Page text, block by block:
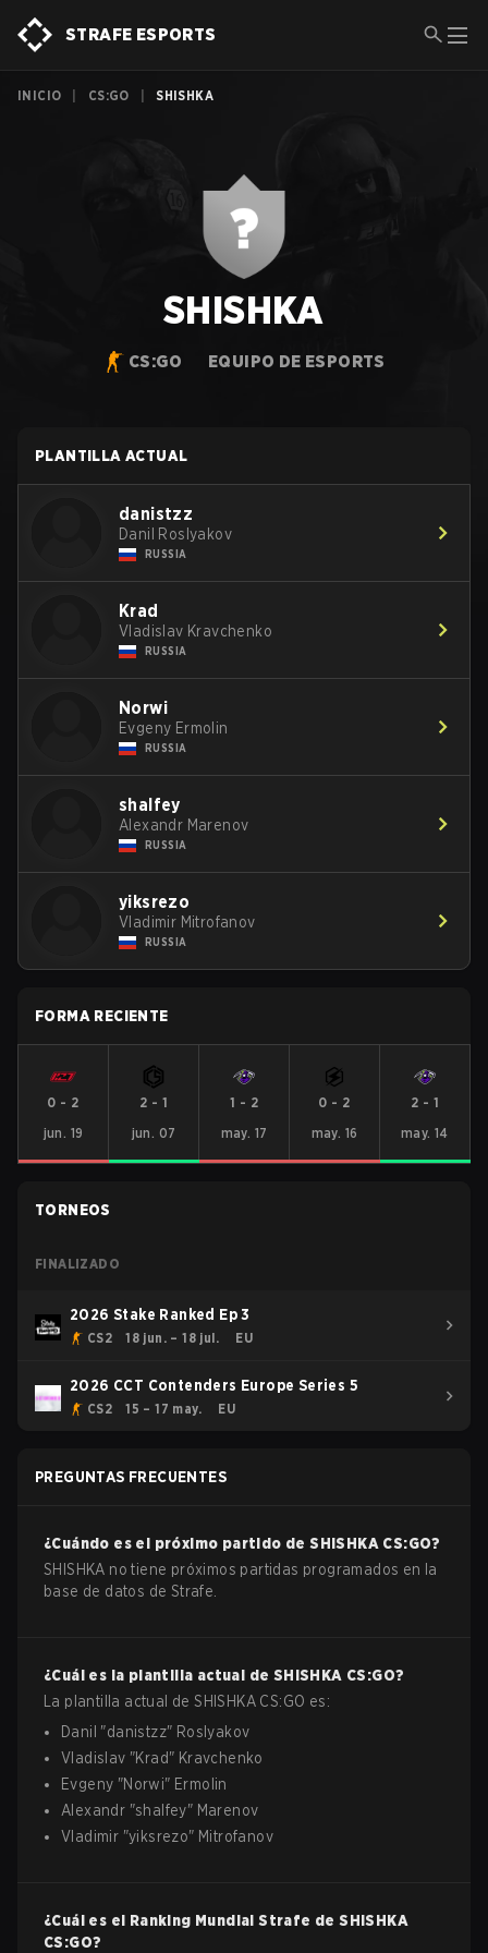
STRAFE ESPORTS
INICIO CS:GO SHISHKA
SHISHKA
CS:GO EQUIPO DE ESPORTS
PLANTILLA ACTUAL
danistzz
Danil Roslyakov
RUSSIA
Krad
Vladislav Kravchenko
RUSSIA
Norwi
Evgeny Ermolin
RUSSIA
shalfey
Alexandr Marenov
RUSSIA
yiksrezo
Vladimir Mitrofanov
RUSSIA
FORMA RECIENTE
0 - 2
jun. 19
2 - 1
jun. 07
1 - 2
may. 17
0 - 2
may. 16
2 - 1
may. 14
TORNEOS
FINALIZADO
2026 Stake Ranked Ep 3
CS2 18 jun. – 18 jul. EU
2026 CCT Contenders Europe Series 5
CS2 15 – 17 may. EU
PREGUNTAS FRECUENTES
¿Cuándo es el próximo partido deSHISHKA CS:GO?
SHISHKA no tiene próximos partidas programados en la
base de datos de Strafe.
¿Cuál es la plantilla actual de SHISHKA CS:GO?
La plantilla actual deSHISHKA CS:GO es:
Danil "danistzz" Roslyakov
Vladislav "Krad" Kravchenko
Evgeny "Norwi" Ermolin
Alexandr "shalfey" Marenov
Vladimir "yiksrezo" Mitrofanov
¿Cuál es el Ranking Mundial Strafe deSHISHKA
CS:GO?